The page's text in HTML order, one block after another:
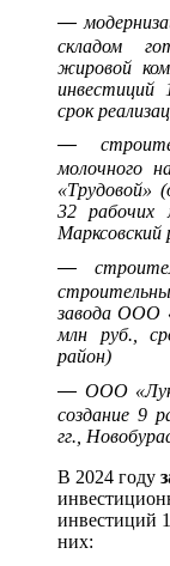
—
складом
жировой
инвестиций
срок
—
молочного
«Трудовой»
32 рабочих
Марксовский
—
завода ООО
млн руб.,
район)
— ООО
создание 9
гг.,
В 2024 году
инвестиций
них: